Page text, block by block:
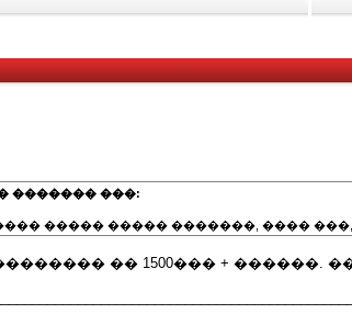
������� ���:
����� ����� �������, ����
�� 1500��� + ������.